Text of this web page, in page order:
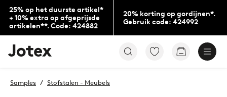
25% op het duurste artikel*
+ 10% extra op afgeprijsde
artikelen**. Code: 424882
20% korting op gordijnen*.
Gebruik code: 424992
Jotex
logo
to
Ga
Go
Samples Stofstalen - Meubels